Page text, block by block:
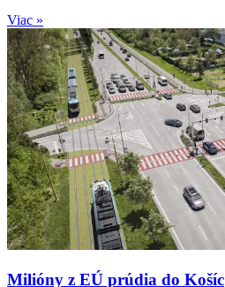
Viac »
Milióny z EÚ prúdia do Košíc